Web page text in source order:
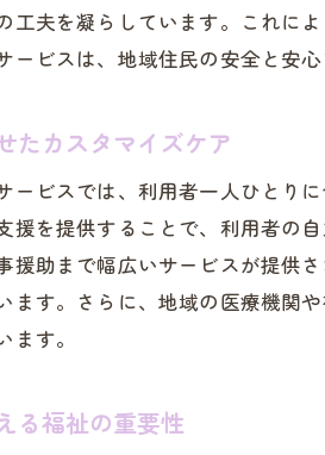
移
利
移
地
泉佐野
地
工夫を凝らしています。これに
ービスは、地域住民の安全と安
たカスタマイズケア
ービスでは、利用者一人ひとり
援を提供することで、利用者の
援助まで幅広いサービスが提供
ます。さらに、地域の医療機関
す。
る福祉の重要性